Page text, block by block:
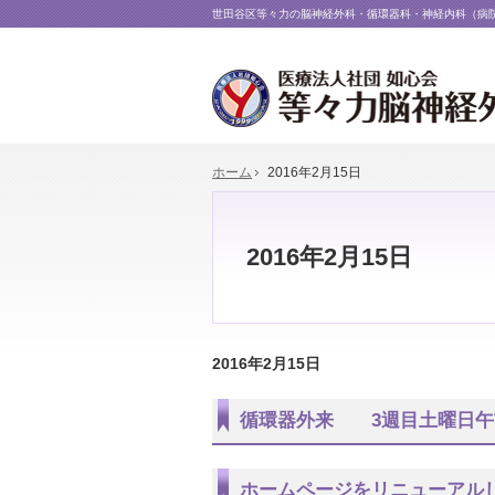
2016年2月15日
世田谷区等々力の脳神経外科・循環器科・神経内科（病
2016年2月15日
循環器外来 3週目土曜日午
ホームページをリニューアル
ホーム 2016年2月15日